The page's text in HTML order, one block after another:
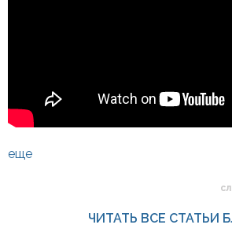
еще
ЧИТАТЬ ВСЕ СТАТЬИ